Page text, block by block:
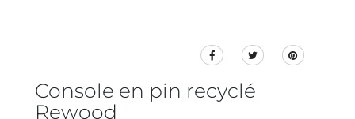
Console en pin recyclé
Rewood